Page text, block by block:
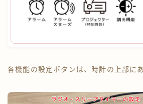
各機能の設定ボタンは、時計の上部にあ